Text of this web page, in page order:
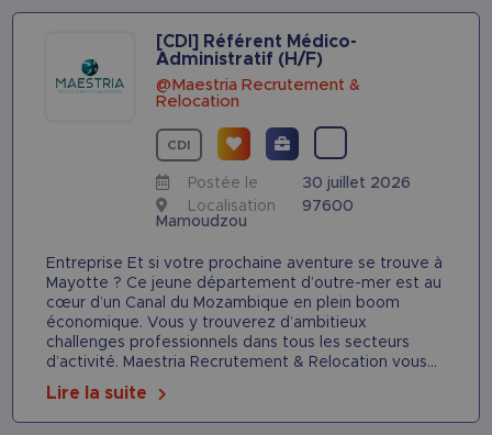
[CDI] Référent Médico-
Administratif (H/F)
@Maestria Recrutement &
Relocation
CDI
Postée le
30 juillet 2026
Localisation
97600
Mamoudzou
Entreprise Et si votre prochaine aventure se trouve à
Mayotte ? Ce jeune département d’outre-mer est au
cœur d’un Canal du Mozambique en plein boom
économique. Vous y trouverez d’ambitieux
challenges professionnels dans tous les secteurs
d’activité. Maestria Recrutement & Relocation vous...
Lire la suite